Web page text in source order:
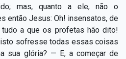
mas, quanto a ele, não o
então Jesus: Oh! insensatos, de
a que os profetas hão dito!
sofresse todas essas coisas
sua glória? — E, a começar de